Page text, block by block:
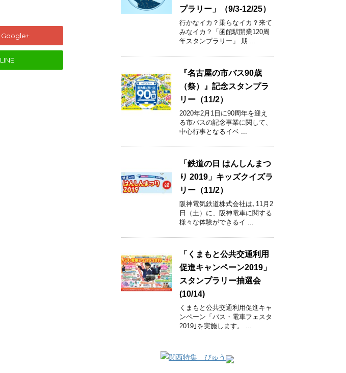
Google+
LINE
プラリー」（9/3-12/25）
行かなイカ？乗らなイカ？来て
みなイカ？「函館駅開業120周
年スタンプラリー」 期 ...
『名古屋の市バス90歳
（祭）』記念スタンプラ
リー（11/2）
2020年2月1日に90周年を迎え
る市バスの記念事業に関して、
中心行事となるイベ ...
「鉄道の日 はんしんまつ
り 2019」キッズクイズラ
リー（11/2）
阪神電気鉄道株式会社は､11月2
日（土）に、阪神電車に関する
様々な体験ができるイ ...
「くまもと公共交通利用
促進キャンペーン2019」
スタンプラリー抽選会
(10/14)
くまもと公共交通利用促進キャ
ンペーン「バス・電車フェスタ
2019｣を実施します。 ...